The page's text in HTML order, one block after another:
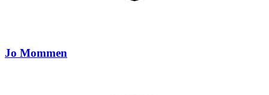
Jo Mommen